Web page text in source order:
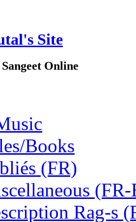
Site
Online
Books
(FR)
Rag-s